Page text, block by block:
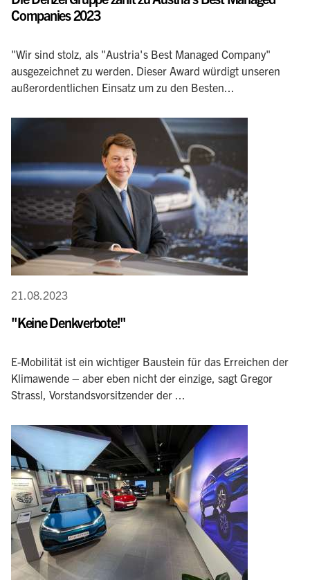
Companies 2023
"Wir sind stolz, als "Austria's Best Managed Company"
ausgezeichnet zu werden. Dieser Award würdigt unseren
außerordentlichen Einsatz um zu den Besten...
21.08.2023
"Keine Denkverbote!"
E-Mobilität ist ein wichtiger Baustein für das Erreichen der
Klimawende – aber eben nicht der einzige, sagt Gregor
Strassl, Vorstandsvorsitzender der ...